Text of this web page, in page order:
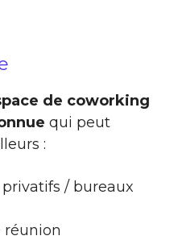
de coworking
qui peut
:
/ bureaux
réunion